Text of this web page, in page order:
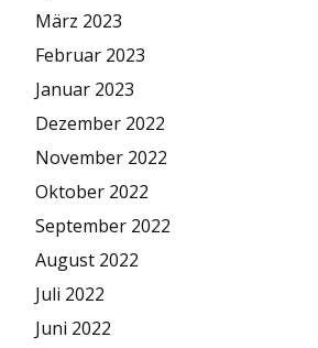
März 2023
Februar 2023
Januar 2023
Dezember 2022
November 2022
Oktober 2022
September 2022
August 2022
Juli 2022
Juni 2022